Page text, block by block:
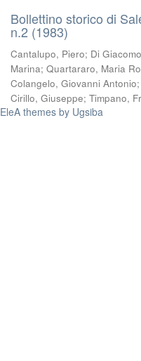
Bollettino storico di
n.2 (1983)
Cantalupo, Piero; Di
Marina; Quartararo, Maria
Colangelo, Giovanni Antonio;
Cirillo, Giuseppe; Timpano,
EleA themes by Ugsiba